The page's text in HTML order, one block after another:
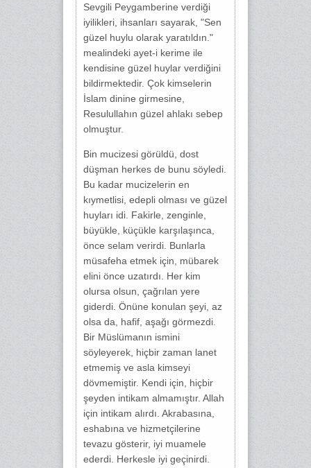
Sevgili Peygamberine verdiği
iyilikleri, ihsanları sayarak, "Sen
güzel huylu olarak yaratıldın."
mealindeki ayet-i kerime ile
kendisine güzel huylar verdiğini
bildirmektedir. Çok kimselerin
İslam dinine girmesine,
Resulullahın güzel ahlakı sebep
olmuştur.
Bin mucizesi görüldü, dost
düşman herkes de bunu söyledi.
Bu kadar mucizelerin en
kıymetlisi, edepli olması ve güzel
huyları idi. Fakirle, zenginle,
büyükle, küçükle karşılaşınca,
önce selam verirdi. Bunlarla
müsafeha etmek için, mübarek
elini önce uzatırdı. Her kim
olursa olsun, çağrılan yere
giderdi. Önüne konulan şeyi, az
olsa da, hafif, aşağı görmezdi.
Bir Müslümanın ismini
söyleyerek, hiçbir zaman lanet
etmemiş ve asla kimseyi
dövmemiştir. Kendi için, hiçbir
şeyden intikam almamıştır. Allah
için intikam alırdı. Akrabasına,
eshabına ve hizmetçilerine
tevazu gösterir, iyi muamele
ederdi. Herkesle iyi geçinirdi.